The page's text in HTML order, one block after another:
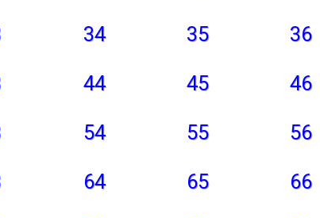
34 35 36
44 45 46
54 55 56
64 65 66